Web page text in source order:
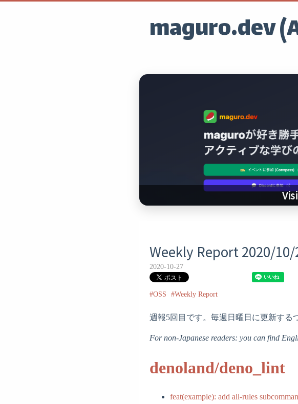
maguro.dev
Weekly Report 2020/10/
2020-10-27
#OSS #Weekly Report
週報5回目です。毎週日曜日に更新する
For non-Japanese readers: you can find
denoland/deno_lint
feat(example): add all-rules